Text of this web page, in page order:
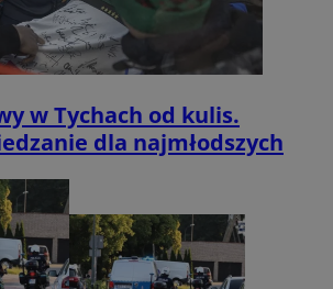
w Tychach od kulis.
dla najmłodszych